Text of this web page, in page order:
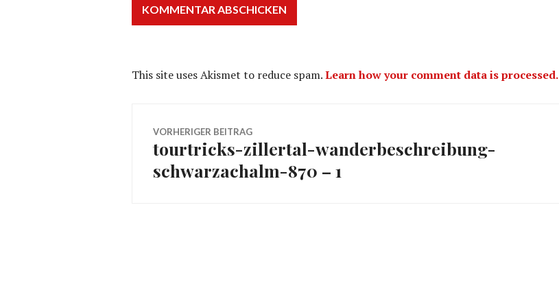
This site uses Akismet to reduce spam.Learn how your comment data is processed.
Beitragsnavigation
VORHERIGER BEITRAG
Vorheriger
Beitrag:
tourtricks-zillertal-wanderbeschreibung-
schwarzachalm-870 – 1